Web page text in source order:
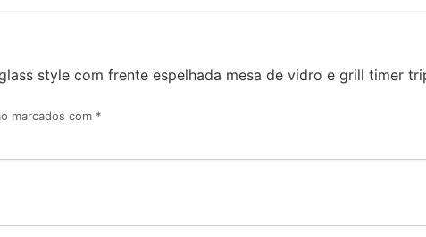
style com frente espelhada mesa de vidro e grill timer
marcados com *